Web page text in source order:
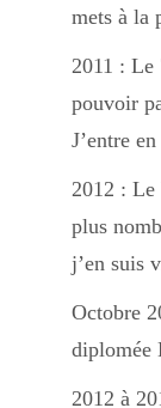
mets à la
2011 : Le
pouvoir
J’entre
2012 : Le
plus
j’en suis
Octobre
diplomée
2012 à